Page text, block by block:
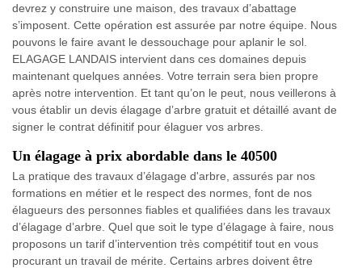
devrez y construire une maison, des travaux d’abattage
s’imposent. Cette opération est assurée par notre équipe. Nous
pouvons le faire avant le dessouchage pour aplanir le sol.
ELAGAGE LANDAIS intervient dans ces domaines depuis
maintenant quelques années. Votre terrain sera bien propre
après notre intervention. Et tant qu’on le peut, nous veillerons à
vous établir un devis élagage d’arbre gratuit et détaillé avant de
signer le contrat définitif pour élaguer vos arbres.
Un élagage à prix abordable dans le 40500
La pratique des travaux d’élagage d'arbre, assurés par nos
formations en métier et le respect des normes, font de nos
élagueurs des personnes fiables et qualifiées dans les travaux
d’élagage d’arbre. Quel que soit le type d’élagage à faire, nous
proposons un tarif d’intervention très compétitif tout en vous
procurant un travail de mérite. Certains arbres doivent être